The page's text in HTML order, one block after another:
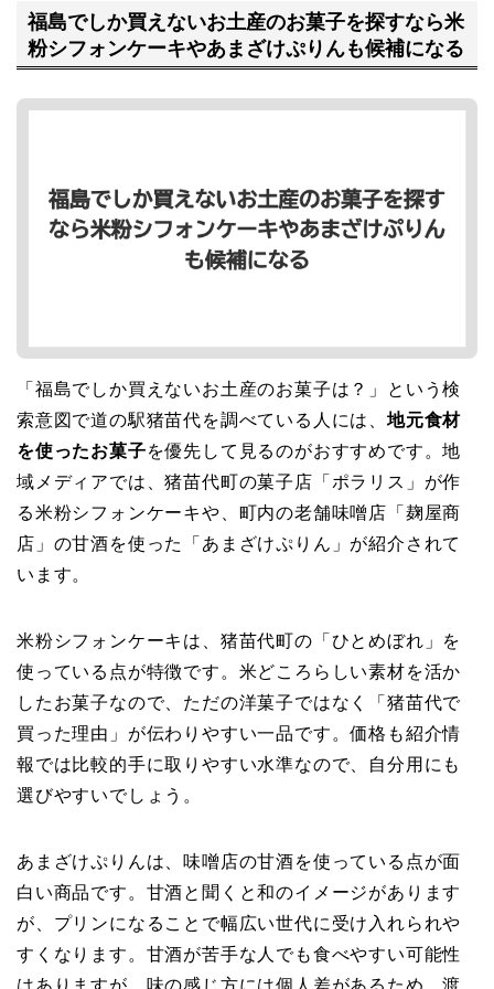
福島でしか買えないお土産のお菓子を探すなら米
粉シフォンケーキやあまざけぷりんも候補になる
「福島でしか買えないお土産のお菓子は？」という検
索意図で道の駅猪苗代を調べている人には、 地元食材
を使ったお菓子を優先して見るのがおすすめです。地
域メディアでは、猪苗代町の菓子店「ポラリス」が作
る米粉シフォンケーキや、町内の老舗味噌店「麹屋商
店」の甘酒を使った「あまざけぷりん」が紹介されて
います。
米粉シフォンケーキは、猪苗代町の「ひとめぼれ」を
使っている点が特徴です。米どころらしい素材を活か
したお菓子なので、ただの洋菓子ではなく「猪苗代で
買った理由」が伝わりやすい一品です。価格も紹介情
報では比較的手に取りやすい水準なので、自分用にも
選びやすいでしょう。
あまざけぷりんは、味噌店の甘酒を使っている点が面
白い商品です。甘酒と聞くと和のイメージがあります
が、プリンになることで幅広い世代に受け入れられや
すくなります。甘酒が苦手な人でも食べやすい可能性
はありますが、味の感じ方には個人差があるため、渡